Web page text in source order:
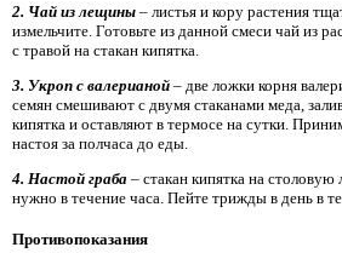
2. Чай из лещины – листья и кору растения
измельчите. Готовьте из данной смеси чай из
с травой на стакан кипятка.
3. Укроп с валерианой – две ложки корня
семян смешивают с двумя стаканами меда,
кипятка и оставляют в термосе на сутки.
настоя за полчаса до еды.
4. Настой граба – стакан кипятка на столовую
нужно в течение часа. Пейте трижды в день в
Противопоказания